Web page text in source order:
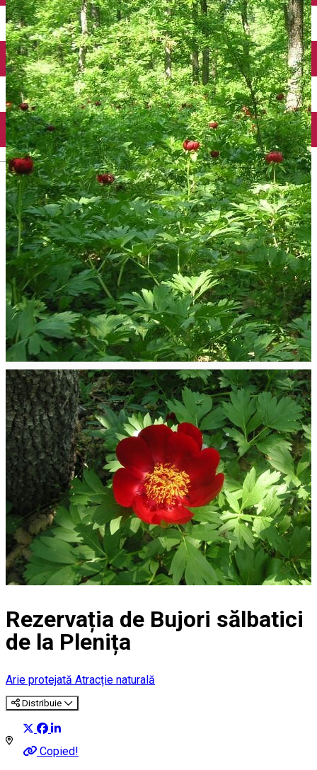
English
Închirieri auto
Închirieri biciclete
Taxi
Încărcare vehicule electrice
Rezervația de Bujori sălbatici
de la Plenița
Arie protejată Atracție naturală
Distribuie
Copied!